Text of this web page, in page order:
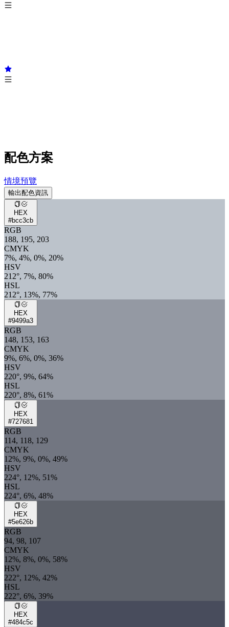
配色方案
情境預覽
輸出配色資訊
HEX
#bcc3cb
RGB
188, 195, 203
CMYK
7%, 4%, 0%, 20%
HSV
212°, 7%, 80%
HSL
212°, 13%, 77%
HEX
#9499a3
RGB
148, 153, 163
CMYK
9%, 6%, 0%, 36%
HSV
220°, 9%, 64%
HSL
220°, 8%, 61%
HEX
#727681
RGB
114, 118, 129
CMYK
12%, 9%, 0%, 49%
HSV
224°, 12%, 51%
HSL
224°, 6%, 48%
HEX
#5e626b
RGB
94, 98, 107
CMYK
12%, 8%, 0%, 58%
HSV
222°, 12%, 42%
HSL
222°, 6%, 39%
HEX
#484c5c